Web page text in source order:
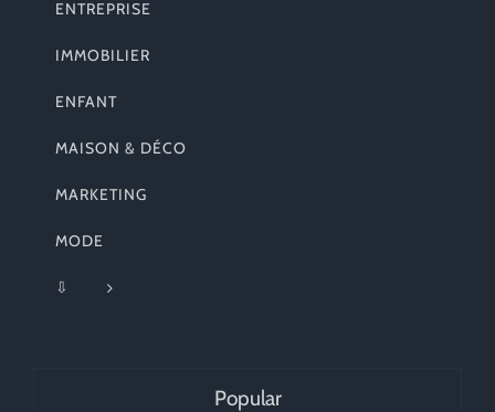
ENTREPRISE
IMMOBILIER
ENFANT
MAISON & DÉCO
MARKETING
MODE
⇩
Popular